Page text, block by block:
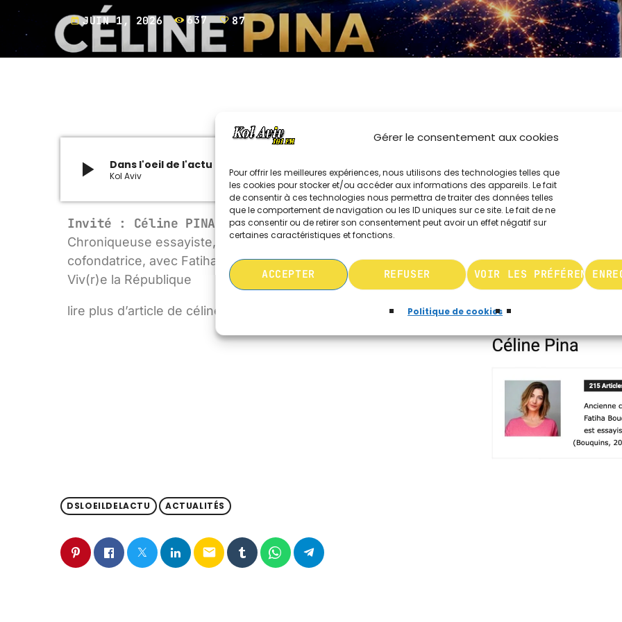
Gérer le consentement aux cookies
Pour offrir les meilleures expériences, nous utilisons des technologies telles que
les cookies pour stocker et/ou accéder aux informations des appareils. Le fait
de consentir à ces technologies nous permettra de traiter des données telles
que le comportement de navigation ou les ID uniques sur ce site. Le fait de ne
pas consentir ou de retirer son consentement peut avoir un effet négatif sur
certaines caractéristiques et fonctions.
ACCEPTER REFUSER VOIR LES PRÉFÉRENCES
Politique de cookies
MUSIQUE CHABBATIQUE
07:00 - 08:00
MUSIQUE CHABBATIQUE
12:00 - 14:00
today JUIN 1, 2026 637 87
play_arrow Dans l'oeil de l'actu 310526 Celine PINA
Kol Aviv
Invité : Céline PINA
Chroniqueuse essayiste,
cofondatrice, avec Fatiha Boudjahlat, du mouvement citoyen
Viv(r)e la République
lire plus d’article de céline Pina sur
DSLOEILDELACTU ACTUALITÉS
email